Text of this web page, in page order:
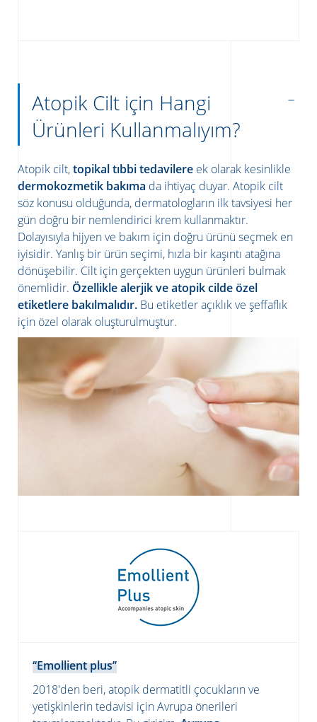
Atopik Cilt için Hangi
Ürünleri Kullanmalıyım?
Atopik cilt,topikal tıbbi tedavilere ek olarak kesinlikle
dermokozmetik bakıma da ihtiyaç duyar. Atopik cilt
söz konusu olduğunda, dermatologların ilk tavsiyesi her
gün doğru bir nemlendirici krem kullanmaktır.
Dolayısıyla hijyen ve bakım için doğru ürünü seçmek en
iyisidir. Yanlış bir ürün seçimi, hızla bir kaşıntı atağına
dönüşebilir. Cilt için gerçekten uygun ürünleri bulmak
önemlidir. Özellikle alerjik ve atopik cilde özel
etiketlere bakılmalıdır. Bu etiketler açıklık ve şeffaflık
için özel olarak oluşturulmuştur.
‘‘Emollient plus’’
2018'den beri, atopik dermatitli çocukların ve
yetişkinlerin tedavisi için Avrupa önerileri